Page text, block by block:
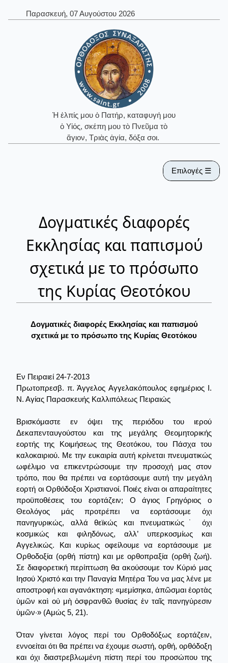
Παρασκευή, 07 Αυγούστου 2026
Ἡ ἐλπίς μου ὁ Πατήρ, καταφυγή μου
ὁ Υἱός, σκέπη μου τὸ Πνεῦμα τὸ
ἅγιον, Τριὰς ἁγία, δόξα σοι.
Επιλογές ☰
Δογματικές διαφορές
Εκκλησίας και παπισμού
σχετικά με το πρόσωπο
της Κυρίας Θεοτόκου
Δογματικές διαφορές Εκκλησίας και παπισμού
σχετικά με το πρόσωπο της Κυρίας Θεοτόκου
Εν Πειραιεί 24-7-2013
Πρωτοπρεσβ. π. Άγγελος Αγγελακόπουλος εφημέριος Ι.
Ν. Αγίας Παρασκευής Καλλιπόλεως Πειραιώς
Βρισκόμαστε εν όψει της περιόδου του ιερού
Δεκαπενταυγούστου και της μεγάλης Θεομητορικής
εορτής της Κοιμήσεως της Θεοτόκου, του Πάσχα του
καλοκαιριού. Με την ευκαιρία αυτή κρίνεται πνευματικώς
ωφέλιμο να επικεντρώσουμε την προσοχή μας στον
τρόπο, που θα πρέπει να εορτάσουμε αυτή την μεγάλη
εορτή οι Ορθόδοξοι Χριστιανοί. Ποιές είναι οι απαραίτητες
προϋποθέσεις του εορτάζειν; Ο άγιος Γρηγόριος ο
Θεολόγος μάς προτρέπει να εορτάσουμε όχι
πανηγυρικώς, αλλά θεϊκώς και πνευματικώς˙ όχι
κοσμικώς και φιληδόνως, αλλ’ υπερκοσμίως και
Αγγελικώς. Και κυρίως οφείλουμε να εορτάσουμε με
Ορθοδοξία (ορθή πίστη) και με ορθοπραξία (ορθή ζωή).
Σε διαφορετική περίπτωση θα ακούσουμε τον Κύριό μας
Ιησού Χριστό και την Παναγία Μητέρα Του να μας λένε με
αποστροφή και αγανάκτηση: «μεμίσηκα, ἀπῶσμαι ἑορτὰς
ὑμῶν καὶ οὐ μὴ ὀσφρανθῶ θυσίας ἐν ταῖς πανηγύρεσιν
ὑμῶν·» (Αμώς 5, 21).
Όταν γίνεται λόγος περί του Ορθοδόξως εορτάζειν,
εννοείται ότι θα πρέπει να έχουμε σωστή, ορθή, ορθόδοξη
και όχι διαστρεβλωμένη πίστη περί του προσώπου της